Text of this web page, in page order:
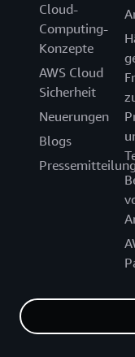
Cloud-
Computing-
Konzepte
AWS Cloud
Sicherheit
Neuerungen
Blogs